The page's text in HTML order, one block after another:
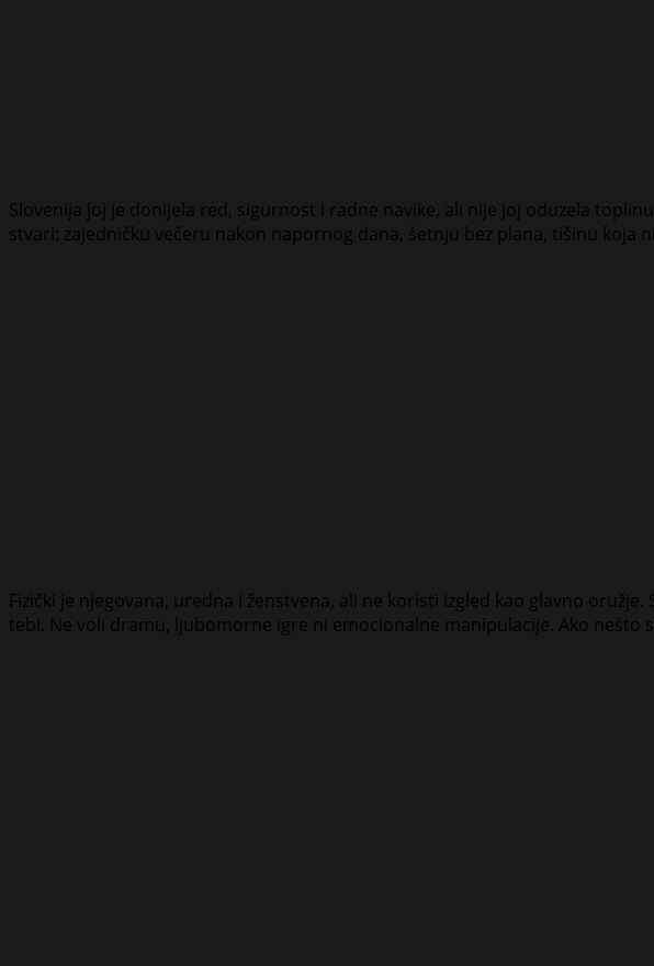
Slovenija joj je donijela red, sigurnost i radne navike, ali nije joj oduzela
stvari: zajedničku večeru nakon napornog dana, šetnju bez plana, tišinu
Fizički je njegovana, uredna i ženstvena, ali ne koristi izgled kao glavno
tebi. Ne voli dramu, ljubomorne igre ni emocionalne manipulacije. Ako nešto